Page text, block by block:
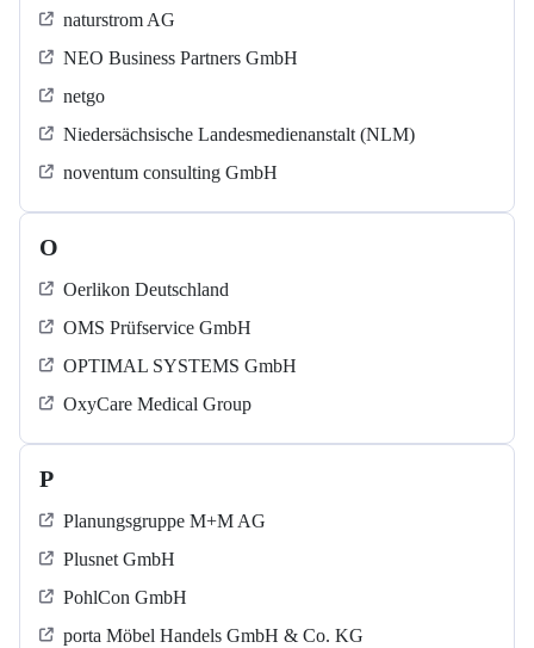
naturstrom AG
NEO Business Partners GmbH
netgo
Niedersächsische Landesmedienanstalt (NLM)
noventum consulting GmbH
O
Oerlikon Deutschland
OMS Prüfservice GmbH
OPTIMAL SYSTEMS GmbH
OxyCare Medical Group
P
Planungsgruppe M+M AG
Plusnet GmbH
PohlCon GmbH
porta Möbel Handels GmbH & Co. KG